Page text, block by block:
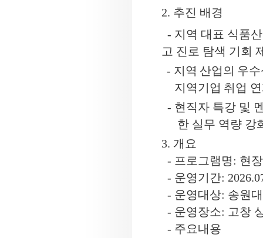
2. 추진 배경
- 지역 대표 식품
고 진로 탐색 기회
- 지역 산업의 우
지역기업 취업
- 현직자 특강 및
한 실무 역량 강
3. 개요
- 프로그램명: 현
- 운영기간:
- 운영대상: 송원
- 운영장소: 고창
- 주요내용